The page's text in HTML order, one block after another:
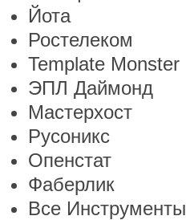
Йота
Ростелеком
Template Monster
ЭПЛ Даймонд
Мастерхост
Русоникс
Опенстат
Фаберлик
Все Инструменты